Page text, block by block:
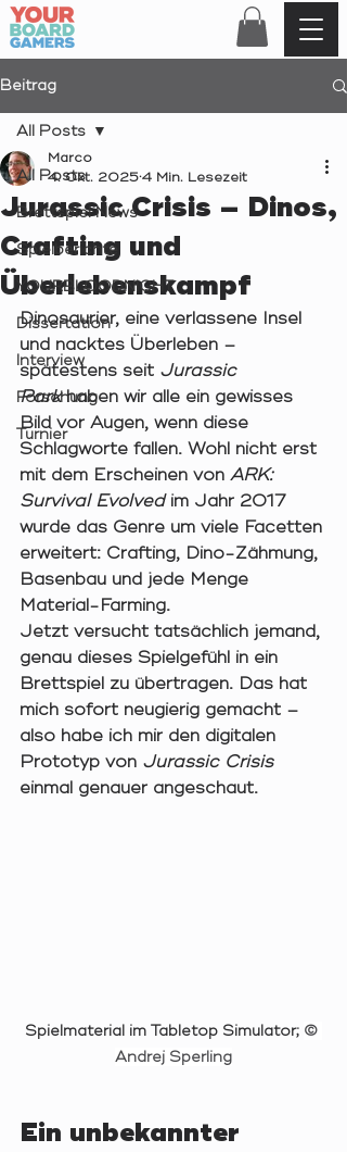
Beitrag
All Posts
Brettspiel News
Spielberichte
YOURBLOODNIGHT
Dissertation
Interview
Forschung
Turnier
All Posts
Jurassic Crisis – Dinos,
Crafting und
Überlebenskampf
Marco
4. Okt. 2025 4 Min. Lesezeit
Dinosaurier, eine verlassene Insel
und nacktes Überleben –
spätestens seit Jurassic
Park haben wir alle ein gewisses
Bild vor Augen, wenn diese
Schlagworte fallen. Wohl nicht erst
mit dem Erscheinen von ARK:
Survival Evolved im Jahr 2017
wurde das Genre um viele Facetten
erweitert: Crafting, Dino-Zähmung,
Basenbau und jede Menge
Material-Farming.
Jetzt versucht tatsächlich jemand,
genau dieses Spielgefühl in ein
Brettspiel zu übertragen. Das hat
mich sofort neugierig gemacht –
also habe ich mir den digitalen
Prototyp von Jurassic Crisis
einmal genauer angeschaut.
Spielmaterial im Tabletop Simulator; ©
Andrej Sperling
Ein unbekannter